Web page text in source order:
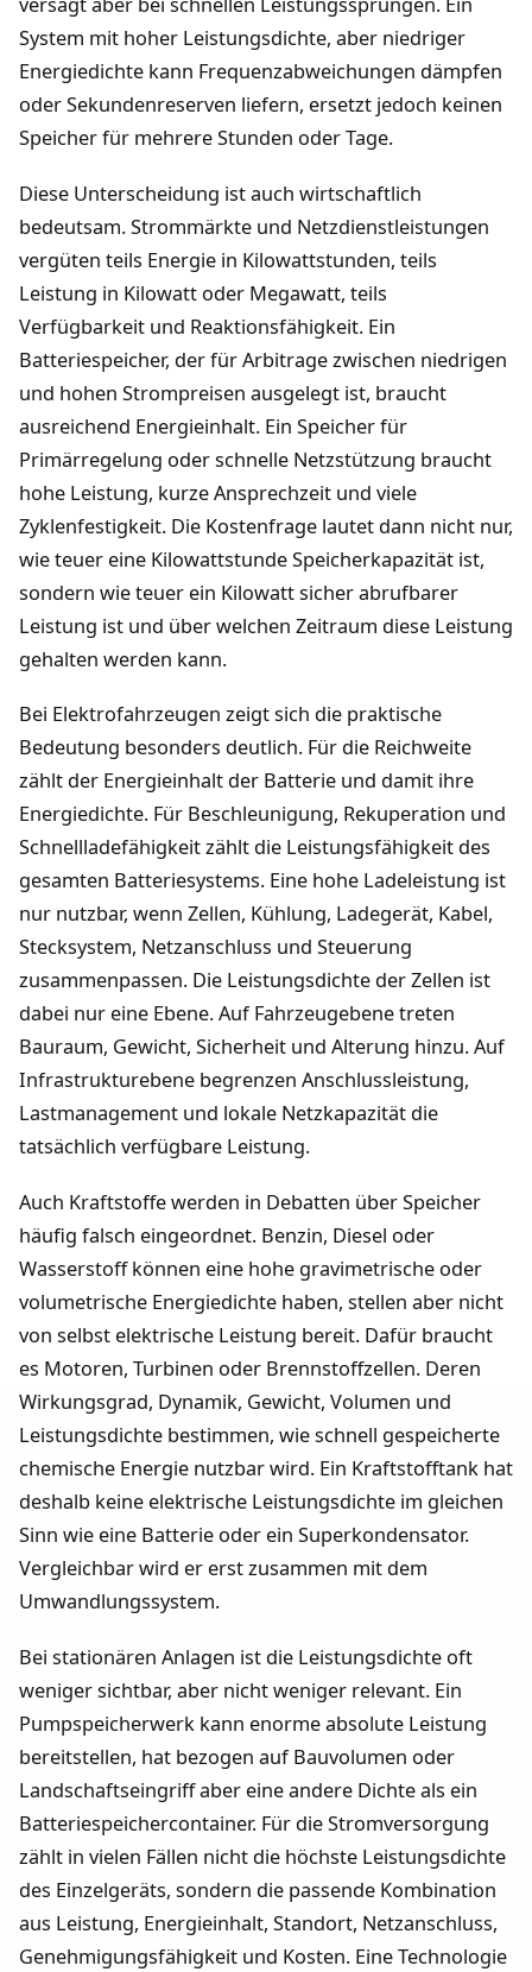
System mit hoher Leistungsdichte, aber niedriger
Energiedichte kann Frequenzabweichungen dämpfen
oder Sekundenreserven liefern, ersetzt jedoch keinen
Speicher für mehrere Stunden oder Tage.
Diese Unterscheidung ist auch wirtschaftlich
bedeutsam. Strommärkte und Netzdienstleistungen
vergüten teils Energie in Kilowattstunden, teils
Leistung in Kilowatt oder Megawatt, teils
Verfügbarkeit und Reaktionsfähigkeit. Ein
Batteriespeicher, der für Arbitrage zwischen niedrigen
und hohen Strompreisen ausgelegt ist, braucht
ausreichend Energieinhalt. Ein Speicher für
Primärregelung oder schnelle Netzstützung braucht
hohe Leistung, kurze Ansprechzeit und viele
Zyklenfestigkeit. Die Kostenfrage lautet dann nicht nur,
wie teuer eine Kilowattstunde Speicherkapazität ist,
sondern wie teuer ein Kilowatt sicher abrufbarer
Leistung ist und über welchen Zeitraum diese Leistung
gehalten werden kann.
Bei Elektrofahrzeugen zeigt sich die praktische
Bedeutung besonders deutlich. Für die Reichweite
zählt der Energieinhalt der Batterie und damit ihre
Energiedichte. Für Beschleunigung, Rekuperation und
Schnellladefähigkeit zählt die Leistungsfähigkeit des
gesamten Batteriesystems. Eine hohe Ladeleistung ist
nur nutzbar, wenn Zellen, Kühlung, Ladegerät, Kabel,
Stecksystem, Netzanschluss und Steuerung
zusammenpassen. Die Leistungsdichte der Zellen ist
dabei nur eine Ebene. Auf Fahrzeugebene treten
Bauraum, Gewicht, Sicherheit und Alterung hinzu. Auf
Infrastrukturebene begrenzen Anschlussleistung,
Lastmanagement und lokale Netzkapazität die
tatsächlich verfügbare Leistung.
Auch Kraftstoffe werden in Debatten über Speicher
häufig falsch eingeordnet. Benzin, Diesel oder
Wasserstoff können eine hohe gravimetrische oder
volumetrische Energiedichte haben, stellen aber nicht
von selbst elektrische Leistung bereit. Dafür braucht
es Motoren, Turbinen oder Brennstoffzellen. Deren
Wirkungsgrad, Dynamik, Gewicht, Volumen und
Leistungsdichte bestimmen, wie schnell gespeicherte
chemische Energie nutzbar wird. Ein Kraftstofftank hat
deshalb keine elektrische Leistungsdichte im gleichen
Sinn wie eine Batterie oder ein Superkondensator.
Vergleichbar wird er erst zusammen mit dem
Umwandlungssystem.
Bei stationären Anlagen ist die Leistungsdichte oft
weniger sichtbar, aber nicht weniger relevant. Ein
Pumpspeicherwerk kann enorme absolute Leistung
bereitstellen, hat bezogen auf Bauvolumen oder
Landschaftseingriff aber eine andere Dichte als ein
Batteriespeichercontainer. Für die Stromversorgung
zählt in vielen Fällen nicht die höchste Leistungsdichte
des Einzelgeräts, sondern die passende Kombination
aus Leistung, Energieinhalt, Standort, Netzanschluss,
Genehmigungsfähigkeit und Kosten. Eine Technologie